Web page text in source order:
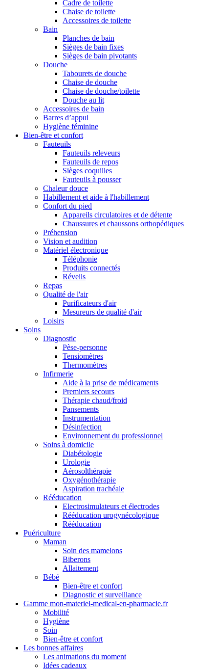
Cadre de toilette
Chaise de toilette
Accessoires de toilette
Bain
Planches de bain
Sièges de bain fixes
Sièges de bain pivotants
Douche
Tabourets de douche
Chaise de douche
Chaise de douche/toilette
Douche au lit
Accessoires de bain
Barres d’appui
Hygiène féminine
Bien-être et confort
Fauteuils
Fauteuils releveurs
Fauteuils de repos
Sièges coquilles
Fauteuils à pousser
Chaleur douce
Habillement et aide à l'habillement
Confort du pied
Appareils circulatoires et de détente
Chaussures et chaussons orthopédiques
Préhension
Vision et audition
Matériel électronique
Téléphonie
Produits connectés
Réveils
Repas
Qualité de l'air
Purificateurs d'air
Mesureurs de qualité d'air
Loisirs
Soins
Diagnostic
Pèse-personne
Tensiomètres
Thermomètres
Infirmerie
Aide à la prise de médicaments
Premiers secours
Thérapie chaud/froid
Pansements
Instrumentation
Désinfection
Environnement du professionnel
Soins à domicile
Diabétologie
Urologie
Aérosolthérapie
Oxygénothérapie
Aspiration trachéale
Rééducation
Electrosimulateurs et électrodes
Rééducation urogynécologique
Rééducation
Puériculture
Maman
Soin des mamelons
Biberons
Allaitement
Bébé
Bien-être et confort
Diagnostic et surveillance
Gamme mon-materiel-medical-en-pharmacie.fr
Mobilité
Hygiène
Soin
Bien-être et confort
Les bonnes affaires
Les animations du moment
Idées cadeaux